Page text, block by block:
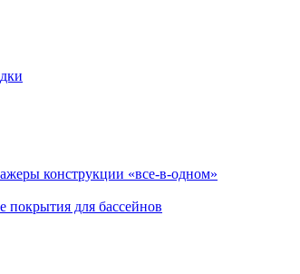
конструкции «все-в-одном»
для бассейнов